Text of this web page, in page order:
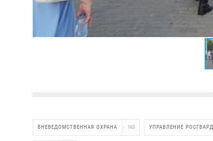
ВНЕВЕДОМСТВЕННАЯ ОХРАНА 163 УПРАВЛЕНИЕ